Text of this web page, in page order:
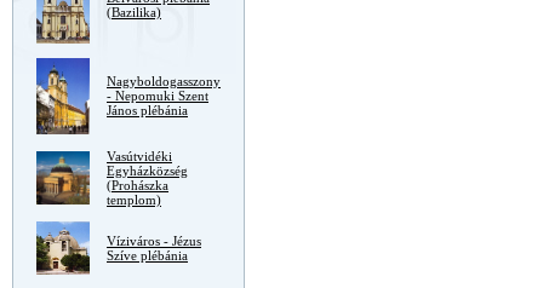
(Bazilika)
Nagyboldogasszony
- Nepomuki Szent
János plébánia
Vasútvidéki
Egyházközség
(Prohászka
templom)
Víziváros - Jézus
Szíve plébánia